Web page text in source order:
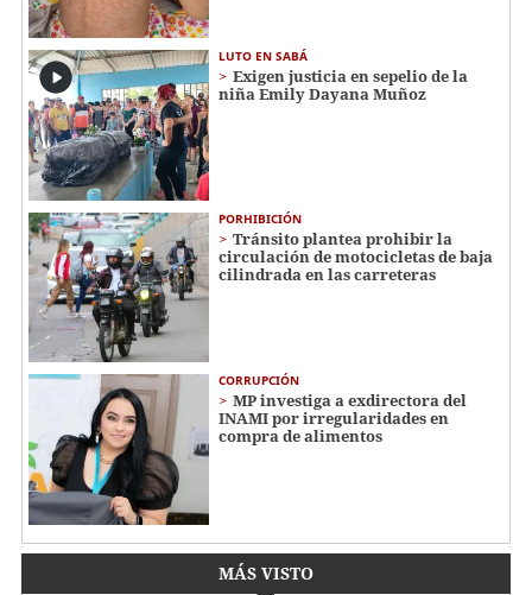
LUTO EN SABÁ
Exigen justicia en sepelio de la
niña Emily Dayana Muñoz
PORHIBICIÓN
Tránsito plantea prohibir la
circulación de motocicletas de baja
cilindrada en las carreteras
CORRUPCIÓN
MP investiga a exdirectora del
INAMI por irregularidades en
compra de alimentos
MÁS VISTO